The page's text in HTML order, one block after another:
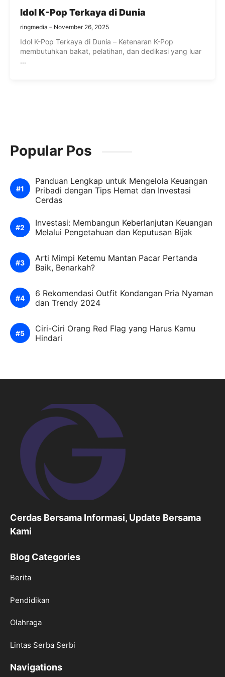
Idol K-Pop Terkaya di Dunia
ringmedia November 26, 2025
Idol K-Pop Terkaya di Dunia – Ketenaran K-Pop
membutuhkan bakat, pelatihan, dan dedikasi yang luar
...
Popular Pos
Panduan Lengkap untuk Mengelola Keuangan
Pribadi dengan Tips Hemat dan Investasi
Cerdas
Investasi: Membangun Keberlanjutan Keuangan
Melalui Pengetahuan dan Keputusan Bijak
Arti Mimpi Ketemu Mantan Pacar Pertanda
Baik, Benarkah?
6 Rekomendasi Outfit Kondangan Pria Nyaman
dan Trendy 2024
Ciri-Ciri Orang Red Flag yang Harus Kamu
Hindari
Cerdas Bersama Informasi, Update Bersama
Kami
Blog Categories
Berita
Pendidikan
Olahraga
Lintas Serba Serbi
Navigations